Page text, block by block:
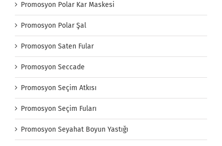
Promosyon Polar Kar Maskesi
Promosyon Polar Şal
Promosyon Saten Fular
Promosyon Seccade
Promosyon Seçim Atkısı
Promosyon Seçim Fuları
Promosyon Seyahat Boyun Yastığı